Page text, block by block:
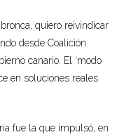
quiero reivindicar
desde Coalición
canario. El ‘modo
en soluciones reales
fue la que impulsó, en